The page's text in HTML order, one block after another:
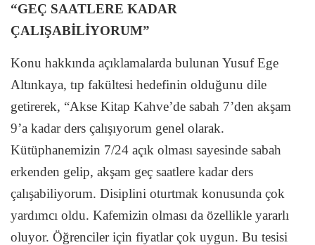
“GEÇ SAATLERE KADAR
ÇALIŞABİLİYORUM”
Konu hakkında açıklamalarda bulunan Yusuf Ege
Altınkaya, tıp fakültesi hedefinin olduğunu dile
getirerek, “Akse Kitap Kahve’de sabah 7’den akşam
9’a kadar ders çalışıyorum genel olarak.
Kütüphanemizin 7/24 açık olması sayesinde sabah
erkenden gelip, akşam geç saatlere kadar ders
çalışabiliyorum. Disiplini oturtmak konusunda çok
yardımcı oldu. Kafemizin olması da özellikle yararlı
oluyor. Öğrenciler için fiyatlar çok uygun. Bu tesisi